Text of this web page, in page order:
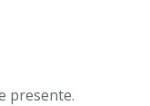
presente.